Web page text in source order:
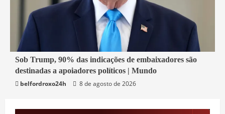
4 min read
Economia
Sob Trump, 90% das indicações de embaixadores são
destinadas a apoiadores políticos | Mundo
belfordroxo24h
8 de agosto de 2026